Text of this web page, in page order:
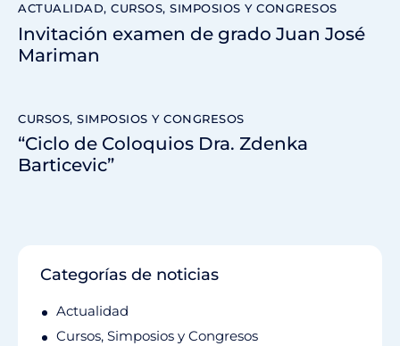
ACTUALIDAD, CURSOS, SIMPOSIOS Y CONGRESOS
Invitación examen de grado Juan José
Mariman
CURSOS, SIMPOSIOS Y CONGRESOS
“Ciclo de Coloquios Dra. Zdenka
Barticevic”
Categorías de noticias
Actualidad
Cursos, Simposios y Congresos